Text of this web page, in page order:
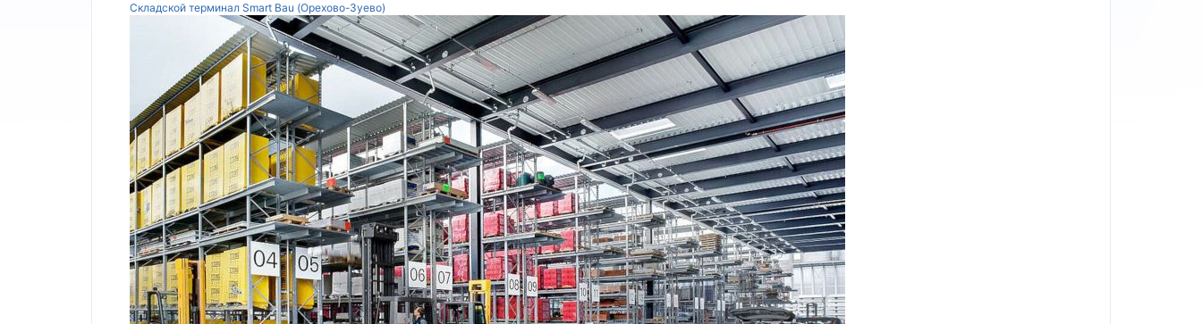
Складской терминал Smart Bau (Орехово-Зуево)